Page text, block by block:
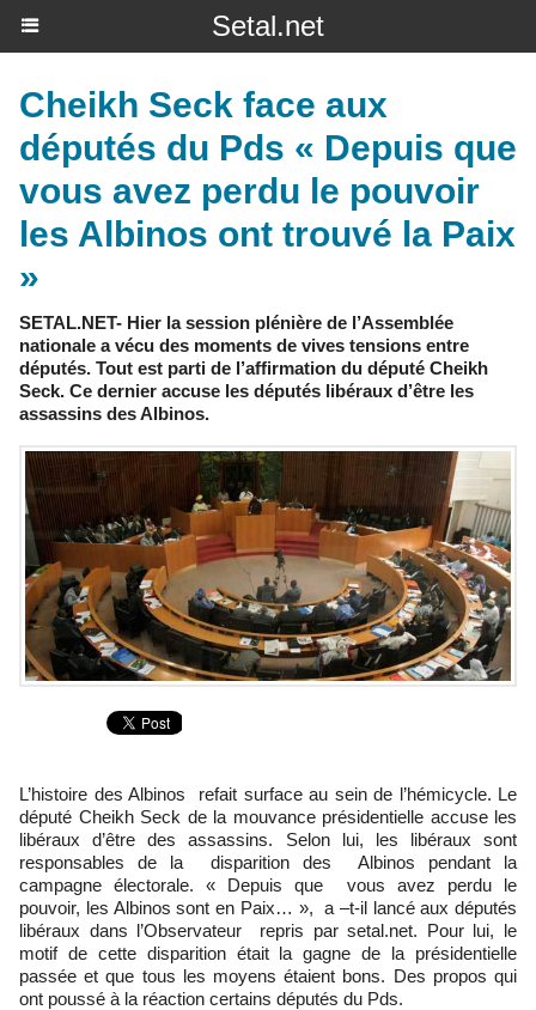
Setal.net
Cheikh Seck face aux
députés du Pds « Depuis que
vous avez perdu le pouvoir
les Albinos ont trouvé la Paix
»
SETAL.NET- Hier la session plénière de l’Assemblée
nationale a vécu des moments de vives tensions entre
députés. Tout est parti de l’affirmation du député Cheikh
Seck. Ce dernier accuse les députés libéraux d’être les
assassins des Albinos.
L’histoire des Albinos refait surface au sein de l’hémicycle. Le
député Cheikh Seck de la mouvance présidentielle accuse les
libéraux d’être des assassins. Selon lui, les libéraux sont
responsables de la disparition des Albinos pendant la
campagne électorale. « Depuis que vous avez perdu le
pouvoir, les Albinos sont en Paix… », a –t-il lancé aux députés
libéraux dans l’Observateur repris par setal.net. Pour lui, le
motif de cette disparition était la gagne de la présidentielle
passée et que tous les moyens étaient bons. Des propos qui
ont poussé à la réaction certains députés du Pds.